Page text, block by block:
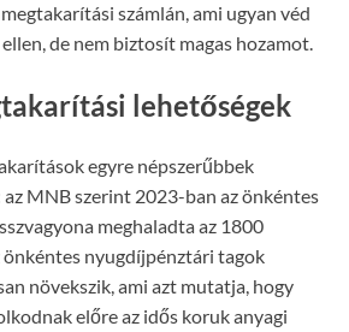
számlán, ami ugyan véd
de nem biztosít magas hozamot.
lehetőségek
egyre népszerűbbek
MNB szerint 2023-ban az önkéntes
meghaladta az 1800
nyugdíjpénztári tagok
növekszik, ami azt mutatja, hogy
előre az idős koruk anyagi